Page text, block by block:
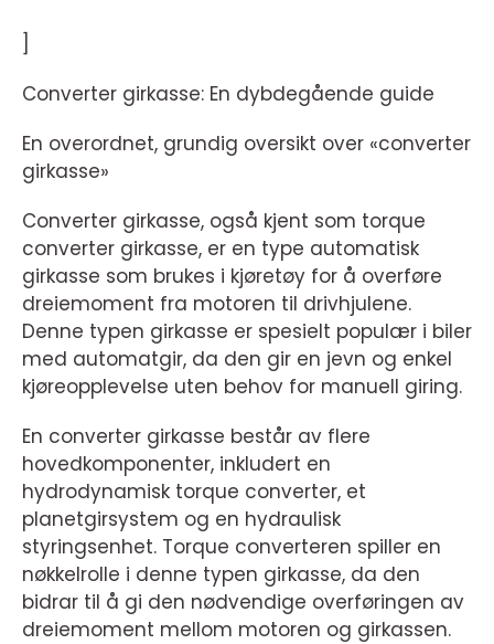
Converter girkasse: En dybdegående guide
En overordnet, grundig oversikt over «converter
girkasse»
Converter girkasse, også kjent som torque
converter girkasse, er en type automatisk
girkasse som brukes i kjøretøy for å overføre
dreiemoment fra motoren til drivhjulene.
Denne typen girkasse er spesielt populær i biler
med automatgir, da den gir en jevn og enkel
kjøreopplevelse uten behov for manuell giring.
En converter girkasse består av flere
hovedkomponenter, inkludert en
hydrodynamisk torque converter, et
planetgirsystem og en hydraulisk
styringsenhet. Torque converteren spiller en
nøkkelrolle i denne typen girkasse, da den
bidrar til å gi den nødvendige overføringen av
dreiemoment mellom motoren og girkassen.